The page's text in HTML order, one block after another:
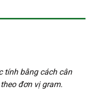
tính bằng cách cân
đơn vị gram.